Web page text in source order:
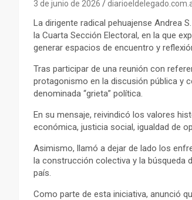
3 de junio de 2026
La dirigente radical pehuajense Andrea
la Cuarta Sección Electoral, en la que
generar espacios de encuentro y
Tras participar de una reunión con
protagonismo en la discusión pública y
denominada “grieta” política.
En su mensaje, reivindicó los valores
económica, justicia social, igualdad de
Asimismo, llamó a dejar de lado los
la construcción colectiva y la búsqueda
país.
Como parte de esta iniciativa, anunció